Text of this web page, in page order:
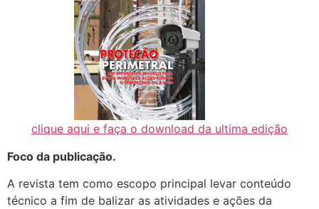
clique aqui e faça o download da ultima edição
Foco da publicação.
A revista tem como escopo principal levar conteúdo
técnico a fim de balizar as atividades e ações da